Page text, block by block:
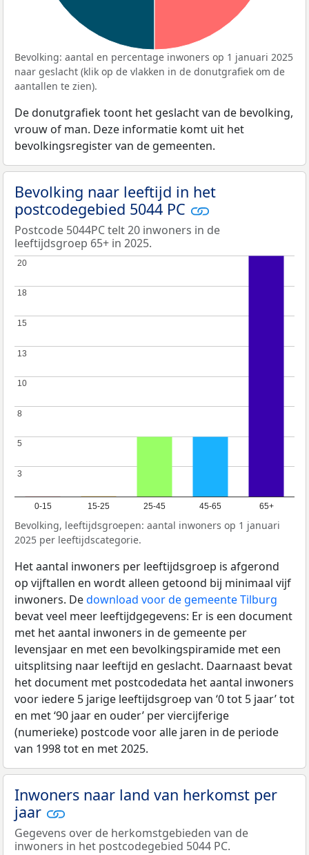
Bevolking: aantal en percentage inwoners op 1 januari 2025
naar geslacht (klik op de vlakken in de donutgrafiek om de
aantallen te zien).
De donutgrafiek toont het geslacht van de bevolking,
vrouw of man. Deze informatie komt uit het
bevolkingsregister van de gemeenten.
Bevolking naar leeftijd in het
postcodegebied 5044 PC
Postcode 5044PC telt 20 inwoners in de
leeftijdsgroep 65+ in 2025.
0-15 15-25 25-45 45-65 65+
3
3
5
5
8
8
10
10
13
13
15
15
18
18
20
20
Bevolking, leeftijdsgroepen: aantal inwoners op 1 januari
2025 per leeftijdscategorie.
Het aantal inwoners per leeftijdsgroep is afgerond
op vijftallen en wordt alleen getoond bij minimaal vijf
inwoners. Dedownload voor de gemeente Tilburg
bevat veel meer leeftijdgegevens: Er is een document
met het aantal inwoners in de gemeente per
levensjaar en met een bevolkingspiramide met een
uitsplitsing naar leeftijd en geslacht. Daarnaast bevat
het document met postcodedata het aantal inwoners
voor iedere 5 jarige leeftijdsgroep van ‘0 tot 5 jaar’ tot
en met ‘90 jaar en ouder’ per viercijferige
(numerieke) postcode voor alle jaren in de periode
van 1998 tot en met 2025.
Inwoners naar land van herkomst per
jaar
Gegevens over de herkomstgebieden van de
inwoners in het postcodegebied 5044 PC.